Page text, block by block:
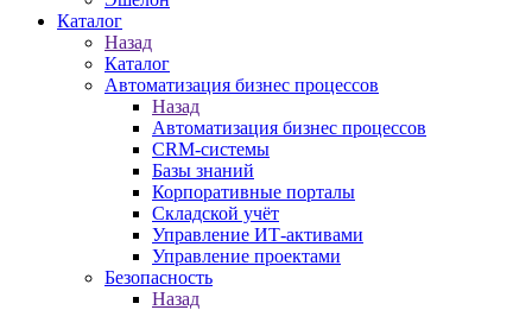
Каталог
Назад
Каталог
Автоматизация бизнес процессов
Назад
Автоматизация бизнес процессов
CRM-системы
Базы знаний
Корпоративные порталы
Складской учёт
Управление ИТ-активами
Управление проектами
Безопасность
Назад